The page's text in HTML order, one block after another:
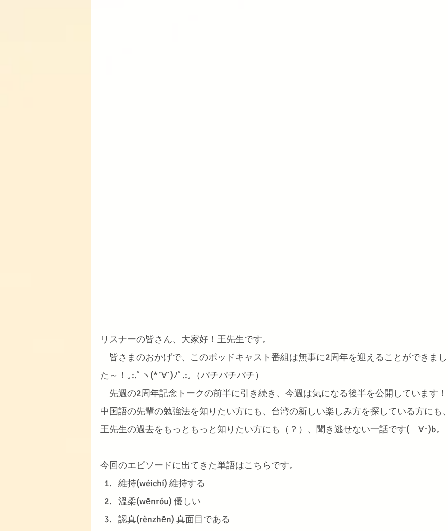
リスナーの皆さん、大家好！王先生です。
皆さまのおかげで、このポッドキャスト番組は無事に2周年を迎えることができまし
た～！｡:.ﾟヽ(*´∀`)ﾉﾟ.:｡（パチパチパチ）
先週の2周年記念トークの前半に引き続き、今週は気になる後半を公開しています！
中国語の先輩の勉強法を知りたい方にも、台湾の新しい楽しみ方を探している方にも
王先生の過去をもっともっと知りたい方にも（？）、聞き逃せない一話です(ゝ∀･)b。
今回のエピソードに出てきた単語はこちらです。
維持(wéichí) 維持する
溫柔(wēnróu) 優しい
認真(rènzhēn) 真面目である